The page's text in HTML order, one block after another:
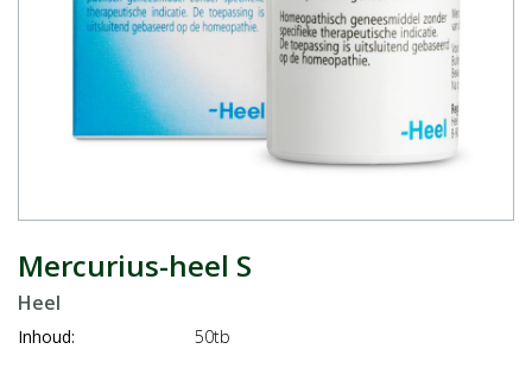
Mercurius-heel S
Heel
Inhoud: 50tb